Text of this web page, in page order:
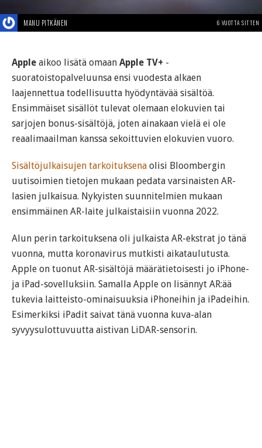
MANU PITKÄNEN 6 VUOTTA SITTEN
Apple aikoo lisätä omaan Apple TV+ -
suoratoistopalveluunsa ensi vuodesta alkaen
laajennettua todellisuutta hyödyntävää sisältöä.
Ensimmäiset sisällöt tulevat olemaan elokuvien tai
sarjojen bonus-sisältöjä, joten ainakaan vielä ei ole
reaalimaailman kanssa sekoittuvien elokuvien vuoro.
Sisältöjulkaisujen tarkoituksena olisi Bloombergin
uutisoimien tietojen mukaan pedata varsinaisten AR-
lasien julkaisua. Nykyisten suunnitelmien mukaan
ensimmäinen AR-laite julkaistaisiin vuonna 2022.
Alun perin tarkoituksena oli julkaista AR-ekstrat jo tänä
vuonna, mutta koronavirus mutkisti aikataulutusta.
Apple on tuonut AR-sisältöjä määrätietoisesti jo iPhone-
ja iPad-sovelluksiin. Samalla Apple on lisännyt AR:ää
tukevia laitteisto-ominaisuuksia iPhoneihin ja iPadeihin.
Esimerkiksi iPadit saivat tänä vuonna kuva-alan
syvyysulottuvuutta aistivan LiDAR-sensorin.